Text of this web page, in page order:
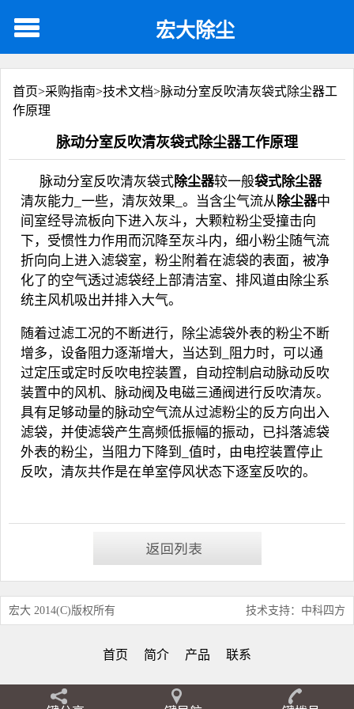
宏大除尘
首页>采购指南>技术文档>脉动分室反吹清灰袋式除尘器工
作原理
脉动分室反吹清灰袋式除尘器工作原理
脉动分室反吹清灰袋式除尘器较一般袋式除尘器
清灰能力_一些，清灰效果_。当含尘气流从 除尘器中
间室经导流板向下进入灰斗，大颗粒粉尘受撞击向
下，受惯性力作用而沉降至灰斗内，细小粉尘随气流
折向向上进入滤袋室，粉尘附着在滤袋的表面，被净
化了的空气透过滤袋经上部清洁室、排风道由除尘系
统主风机吸出并排入大气。
随着过滤工况的不断进行， 除尘滤袋外表的粉尘不断
增多，设备阻力逐渐增大，当达到_阻力时，可以通
过定压或定时反吹电控装置，自动控制启动脉动反吹
装置中的风机、脉动阀及电磁三通阀进行反吹清灰。
具有足够动量的脉动空气流从过滤粉尘的反方向出入
滤袋，并使滤袋产生高频低振幅的振动，已抖落滤袋
外表的粉尘，当阻力下降到_值时，由电控装置停止
反吹，清灰共作是在单室停风状态下逐室反吹的。
宏大 2014(C)版权所有 技术支持：中科四方
首页 简介 产品 联系